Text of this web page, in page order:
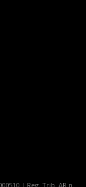
| Reg. Trib. AR n.